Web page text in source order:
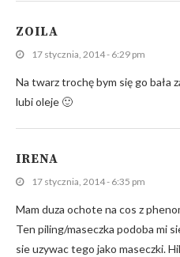
ZOILA
17 stycznia, 2014 - 6:29 pm
Na twarz trochę bym się go bała
lubi oleje 🙂
IRENA
17 stycznia, 2014 - 6:35 pm
Mam duza ochote na cos z
Ten piling/maseczka podoba mi
sie uzywac tego jako maseczki.